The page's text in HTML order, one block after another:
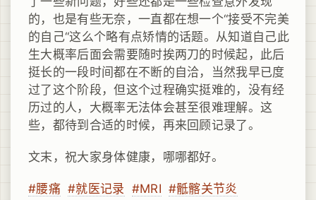
的，也是有些无奈，一直都在想一个“接受不完美
的自己“这么个略有点矫情的话题。从知道自己此
生大概率后面会需要随时挨两刀的时候起，此后
挺长的一段时间都在不断的自洽，当然我早已度
过了这个阶段，但这个过程确实挺难的，没有经
历过的人，大概率无法体会甚至很难理解。这
些，都待到合适的时候，再来回顾记录了。
文末，祝大家身体健康，哪哪都好。
#腰痛 #就医记录 #MRI #骶髂关节炎